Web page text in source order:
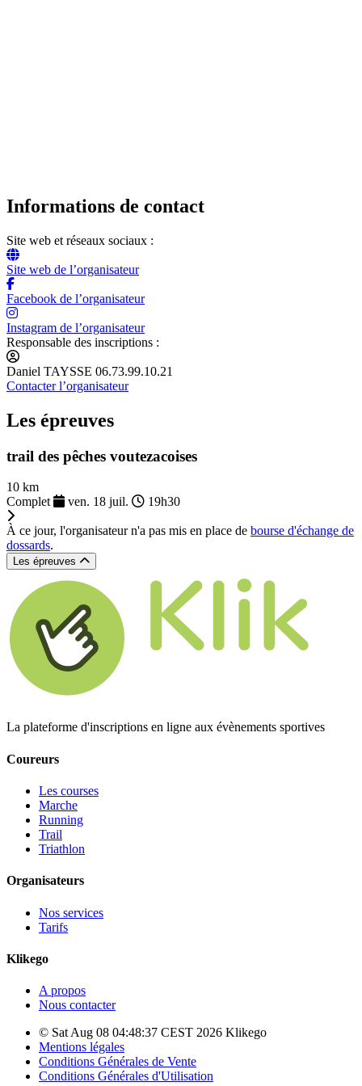
Informations de contact
Site web et réseaux sociaux :
Site web de l’organisateur
Facebook de l’organisateur
Instagram de l’organisateur
Responsable des inscriptions :
Daniel TAYSSE 06.73.99.10.21
Contacter l’organisateur
Les épreuves
trail des pêches voutezacoises
10 km
Complet
ven. 18 juil. 19h30
À ce jour, l'organisateur n'a pas mis en place de bourse d'échange de
dossards.
Les épreuves
La plateforme d'inscriptions en ligne aux évènements sportives
Coureurs
Les courses
Marche
Running
Trail
Triathlon
Organisateurs
Nos services
Tarifs
Klikego
A propos
Nous contacter
© Sat Aug 08 04:48:37 CEST 2026 Klikego
Mentions légales
Conditions Générales de Vente
Conditions Générales d'Utilisation